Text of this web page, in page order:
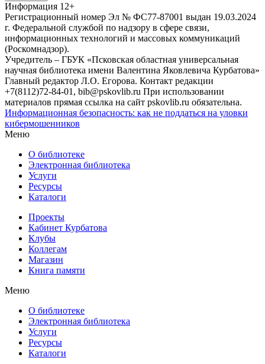
Информация 12+
Регистрационный номер Эл № ФС77-87001 выдан 19.03.2024
г. Федеральной службой по надзору в сфере связи,
информационных технологий и массовых коммуникаций
(Роскомнадзор).
Учредитель – ГБУК «Псковская областная универсальная
научная библиотека имени Валентина Яковлевича Курбатова»
Главный редактор Л.О. Егорова. Контакт редакции
+7(8112)72-84-01, bib@pskovlib.ru При использовании
материалов прямая ссылка на сайт pskovlib.ru обязательна.
Информационная безопасность: как не поддаться на уловки
кибермошенников
Меню
О библиотеке
Электронная библиотека
Услуги
Ресурсы
Каталоги
Проекты
Кабинет Курбатова
Клубы
Коллегам
Магазин
Книга памяти
Меню
О библиотеке
Электронная библиотека
Услуги
Ресурсы
Каталоги